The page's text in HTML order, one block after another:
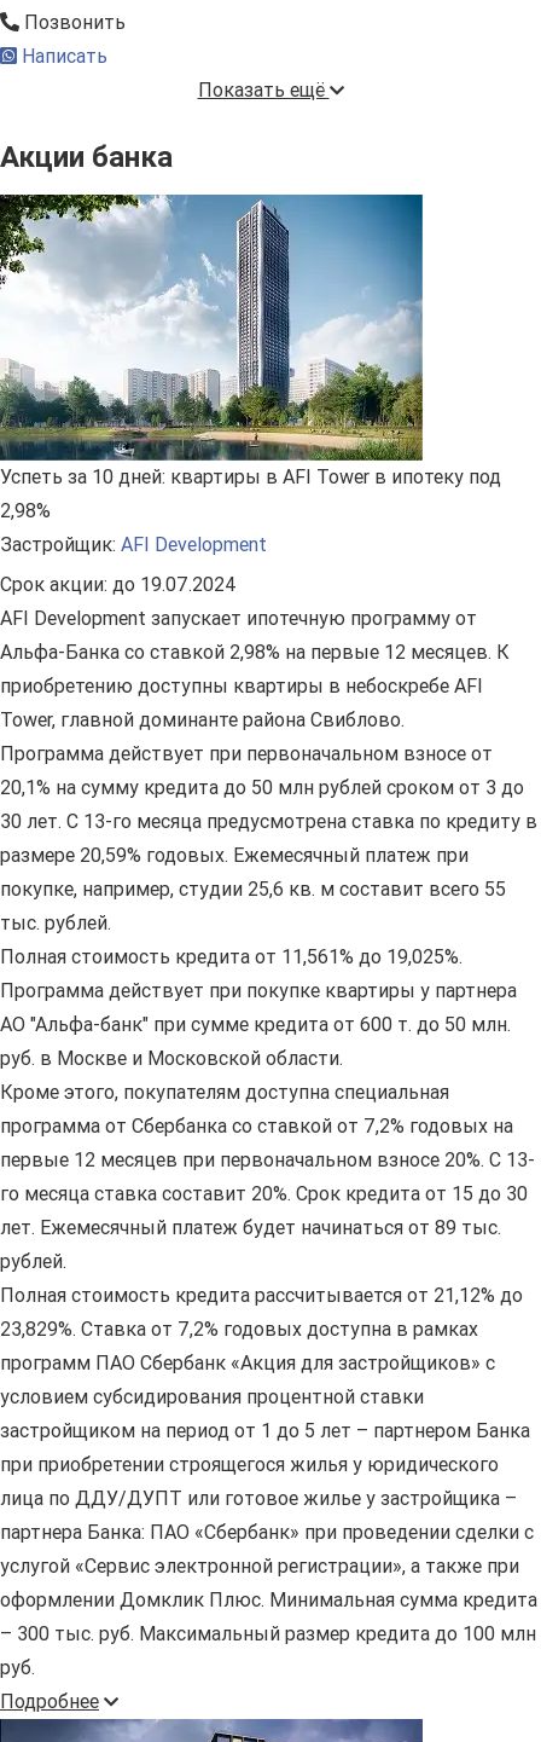
Позвонить
Написать
Показать ещё
Акции банка
Успеть за 10 дней: квартиры в AFI Tower в ипотеку под
2,98%
Застройщик: AFI Development
Срок акции: до 19.07.2024
AFI Development запускает ипотечную программу от
Альфа-Банка со ставкой 2,98% на первые 12 месяцев. К
приобретению доступны квартиры в небоскребе AFI
Tower, главной доминанте района Свиблово.
Программа действует при первоначальном взносе от
20,1% на сумму кредита до 50 млн рублей сроком от 3 до
30 лет. С 13-го месяца предусмотрена ставка по кредиту в
размере 20,59% годовых. Ежемесячный платеж при
покупке, например, студии 25,6 кв. м составит всего 55
тыс. рублей.
Полная стоимость кредита от 11,561% до 19,025%.
Программа действует при покупке квартиры у партнера
АО "Альфа-банк" при сумме кредита от 600 т. до 50 млн.
руб. в Москве и Московской области.
Кроме этого, покупателям доступна специальная
программа от Сбербанка со ставкой от 7,2% годовых на
первые 12 месяцев при первоначальном взносе 20%. С 13-
го месяца ставка составит 20%. Срок кредита от 15 до 30
лет. Ежемесячный платеж будет начинаться от 89 тыс.
рублей.
Полная стоимость кредита рассчитывается от 21,12% до
23,829%. Ставка от 7,2% годовых доступна в рамках
программ ПАО Сбербанк «Акция для застройщиков» с
условием субсидирования процентной ставки
застройщиком на период от 1 до 5 лет – партнером Банка
при приобретении строящегося жилья у юридического
лица по ДДУ/ДУПТ или готовое жилье у застройщика –
партнера Банка: ПАО «Сбербанк» при проведении сделки с
услугой «Сервис электронной регистрации», а также при
оформлении Домклик Плюс. Минимальная сумма кредита
– 300 тыс. руб. Максимальный размер кредита до 100 млн
руб.
Подробнее